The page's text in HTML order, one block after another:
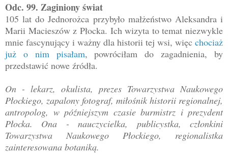
Odc. 99. Zaginiony świat
105 lat do Jednorożca przybyło małżeństwo Aleksandra i
Marii Macieszów z Płocka. Ich wizyta to temat niezwykle
mnie fascynujący i ważny dla historii tej wsi, więc chociaż
już o nim pisałam, powróciłam do zagadnienia, by
przedstawić nowe źródła.
On - lekarz, okulista, prezes Towarzystwa Naukowego
Płockiego, zapalony fotograf, miłośnik historii regionalnej,
antropolog, w późniejszym czasie burmistrz i prezydent
Płocka. Ona - nauczycielka, publicystka, członkini
Towarzystwa Naukowego Płockiego, regionalistka
zainteresowana botaniką.